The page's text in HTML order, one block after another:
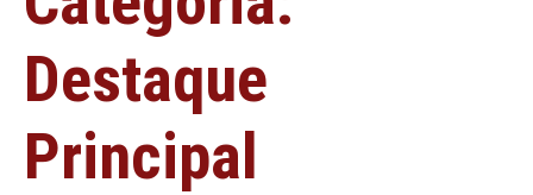
Destaque
Principal